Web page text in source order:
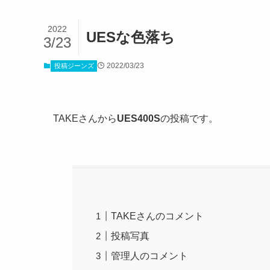
UESな色落ち
2022
3/23
投稿ジーンズ 2022/03/23
TAKEさんからUES400Sの投稿です。
TAKEさんのコメント
投稿写真
管理人のコメント